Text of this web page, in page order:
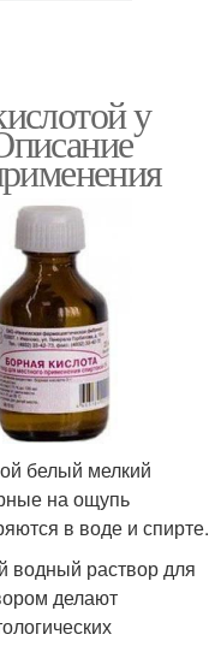
у
белый мелкий
на ощупь
в воде и спирте.
водный раствор для
делают